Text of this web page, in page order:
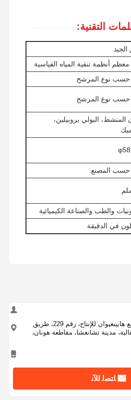
فيديوهات
التقنية:
الجيد
أنظمة تنقية المياه القياسية
حسب نوع المرشح
حسب نوع المرشح
المنشط، البولي بروبيلين،
حسب المصنع
والطب والصناعة الكيميائية
الطابق الثاني، المبنى ب4، مصنع هابينغيوان للإنتاج، رقم 229، طريق
مدينة تشانغشا، مقاطعة هونان،
ﺎﺘﺼﻟ ﺍﻶﻧ